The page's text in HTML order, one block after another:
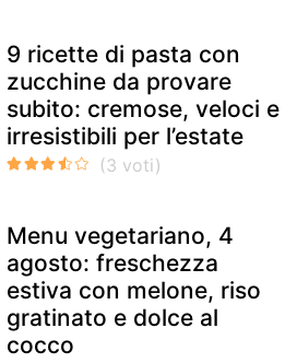
9 ricette di pasta con
zucchine da provare
subito: cremose, veloci e
irresistibili per l’estate
Menu vegetariano, 4
agosto: freschezza
estiva con melone, riso
gratinato e dolce al
cocco